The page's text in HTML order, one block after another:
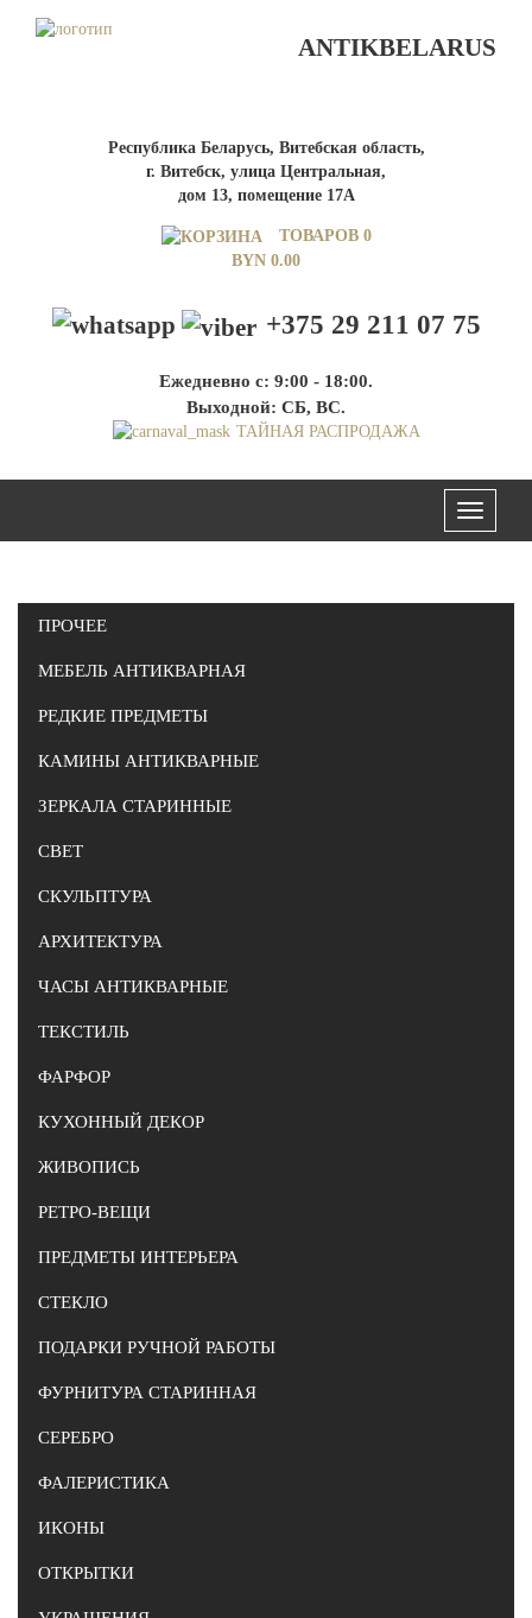
Республика Беларусь, Витебская область,
г. Витебск, улица Центральная,
дом 13, помещение 17А
ANTIKBELARUS
ТОВАРОВ 0
BYN 0.00
+375 29 211 07 75
Ежедневно с: 9:00 - 18:00.
Выходной: СБ, ВС.
ТАЙНАЯ РАСПРОДАЖА
Меню
ПРОЧЕЕ
МЕБЕЛЬ АНТИКВАРНАЯ
РЕДКИЕ ПРЕДМЕТЫ
КАМИНЫ АНТИКВАРНЫЕ
ЗЕРКАЛА СТАРИННЫЕ
СВЕТ
СКУЛЬПТУРА
АРХИТЕКТУРА
ЧАСЫ АНТИКВАРНЫЕ
ТЕКСТИЛЬ
ФАРФОР
КУХОННЫЙ ДЕКОР
ЖИВОПИСЬ
РЕТРО-ВЕЩИ
ПРЕДМЕТЫ ИНТЕРЬЕРА
СТЕКЛО
ПОДАРКИ РУЧНОЙ РАБОТЫ
ФУРНИТУРА СТАРИННАЯ
СЕРЕБРО
ФАЛЕРИСТИКА
ИКОНЫ
ОТКРЫТКИ